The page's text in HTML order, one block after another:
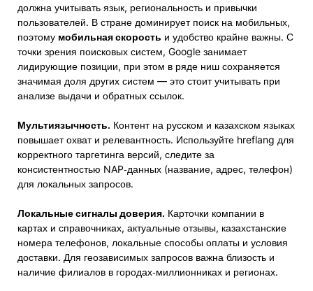
должна учитывать язык, региональность и привычки
пользователей. В стране доминирует поиск на мобильных,
поэтому мобильная скорость и удобство крайне важны. С
точки зрения поисковых систем, Google занимает
лидирующие позиции, при этом в ряде ниш сохраняется
значимая доля других систем — это стоит учитывать при
анализе выдачи и обратных ссылок.
Мультиязычность. Контент на русском и казахском языках
повышает охват и релевантность. Используйте hreflang для
корректного таргетинга версий, следите за
консистентностью NAP‑данных (название, адрес, телефон)
для локальных запросов.
Локальные сигналы доверия. Карточки компании в
картах и справочниках, актуальные отзывы, казахстанские
номера телефонов, локальные способы оплаты и условия
доставки. Для геозависимых запросов важна близость и
наличие филиалов в городах‑миллионниках и регионах.